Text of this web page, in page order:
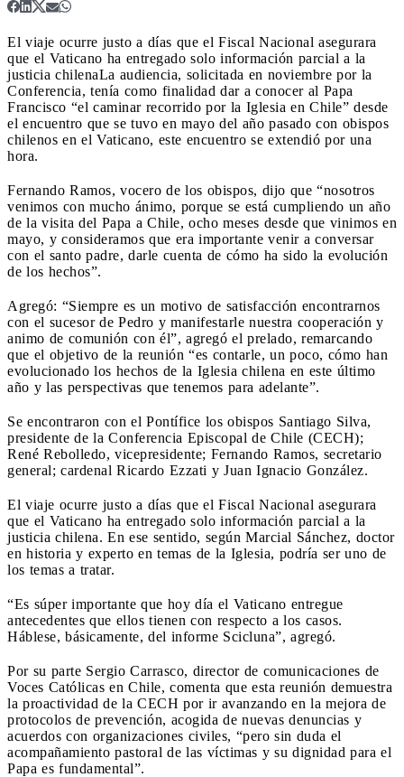
El viaje ocurre justo a días que el Fiscal Nacional asegurara
que el Vaticano ha entregado solo información parcial a la
justicia chilenaLa audiencia, solicitada en noviembre por la
Conferencia, tenía como finalidad dar a conocer al Papa
Francisco “el caminar recorrido por la Iglesia en Chile” desde
el encuentro que se tuvo en mayo del año pasado con obispos
chilenos en el Vaticano, este encuentro se extendió por una
hora.
Fernando Ramos, vocero de los obispos, dijo que “nosotros
venimos con mucho ánimo, porque se está cumpliendo un año
de la visita del Papa a Chile, ocho meses desde que vinimos en
mayo, y consideramos que era importante venir a conversar
con el santo padre, darle cuenta de cómo ha sido la evolución
de los hechos”.
Agregó: “Siempre es un motivo de satisfacción encontrarnos
con el sucesor de Pedro y manifestarle nuestra cooperación y
animo de comunión con él”, agregó el prelado, remarcando
que el objetivo de la reunión “es contarle, un poco, cómo han
evolucionado los hechos de la Iglesia chilena en este último
año y las perspectivas que tenemos para adelante”.
Se encontraron con el Pontífice los obispos Santiago Silva,
presidente de la Conferencia Episcopal de Chile (CECH);
René Rebolledo, vicepresidente; Fernando Ramos, secretario
general; cardenal Ricardo Ezzati y Juan Ignacio González.
El viaje ocurre justo a días que el Fiscal Nacional asegurara
que el Vaticano ha entregado solo información parcial a la
justicia chilena. En ese sentido, según Marcial Sánchez, doctor
en historia y experto en temas de la Iglesia, podría ser uno de
los temas a tratar.
“Es súper importante que hoy día el Vaticano entregue
antecedentes que ellos tienen con respecto a los casos.
Háblese, básicamente, del informe Scicluna”, agregó.
Por su parte Sergio Carrasco, director de comunicaciones de
Voces Católicas en Chile, comenta que esta reunión demuestra
la proactividad de la CECH por ir avanzando en la mejora de
protocolos de prevención, acogida de nuevas denuncias y
acuerdos con organizaciones civiles, “pero sin duda el
acompañamiento pastoral de las víctimas y su dignidad para el
Papa es fundamental”.